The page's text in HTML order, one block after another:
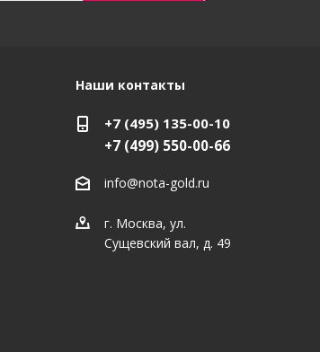
Наши контакты
+7 (495) 135-00-10
+7 (499) 550-00-66
info@nota-gold.ru
г. Москва, ул.
Сущевский вал, д. 49